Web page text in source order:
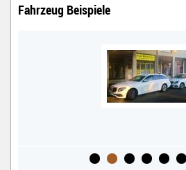
Fahrzeug Beispiele